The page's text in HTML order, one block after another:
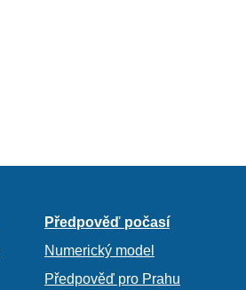
Předpověď počasí
Numerický model
Předpověď pro Prahu